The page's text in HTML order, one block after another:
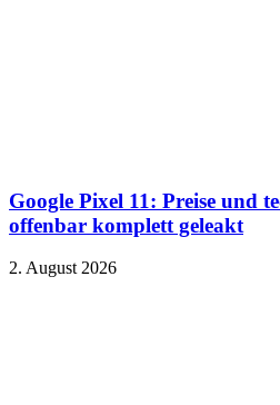
Google Pixel 11: Preise und
offenbar komplett geleakt
2. August 2026